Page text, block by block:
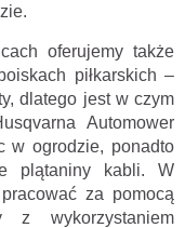
oferujemy także
piłkarskich –
dlatego jest w czym
Automower
w ogrodzie, ponadto
plątaniny kabli. W
za pomocą
z wykorzystaniem